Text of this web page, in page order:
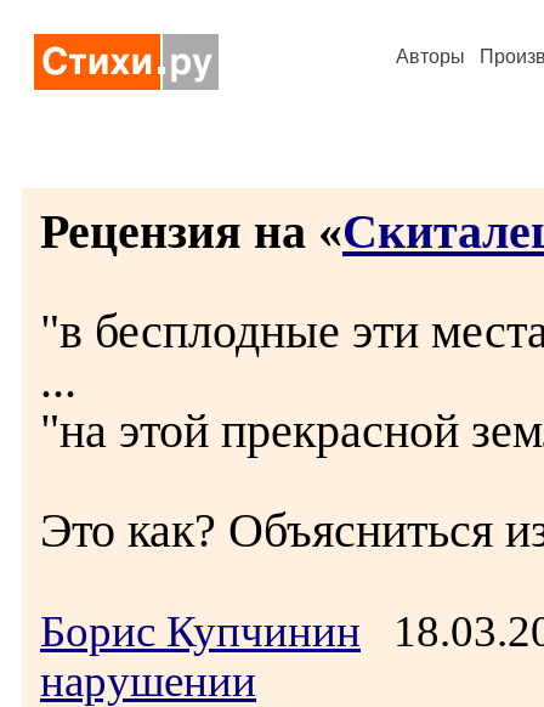
Авторы
Рецензия на «
"в бесплодные эти
...
"на этой прекрасной
Это как? Объясниться
Борис Купчинин
нарушении